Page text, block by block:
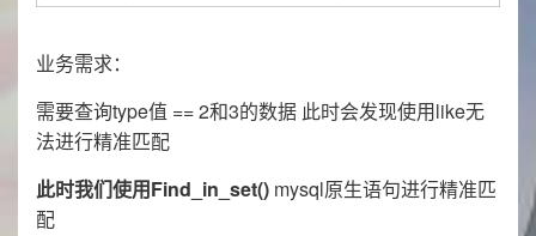
业务需求：
需要查询type值 == 2和3的数据 此时会发现使用like无
法进行精准匹配
此时我们使用Find_in_set() mysql原生语句进行精准匹
配